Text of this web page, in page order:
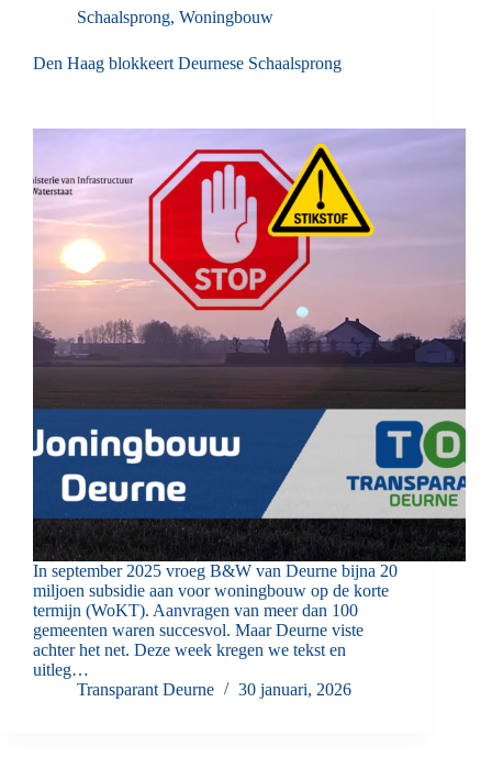
Schaalsprong, Woningbouw
Den Haag blokkeert Deurnese Schaalsprong
In september 2025 vroeg B&W van Deurne bijna 20
miljoen subsidie aan voor woningbouw op de korte
termijn (WoKT). Aanvragen van meer dan 100
gemeenten waren succesvol. Maar Deurne viste
achter het net. Deze week kregen we tekst en
uitleg…
Transparant Deurne
30 januari, 2026